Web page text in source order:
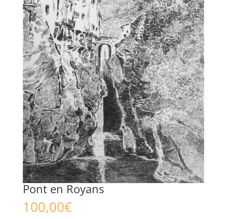
Pont en Royans
100,00€